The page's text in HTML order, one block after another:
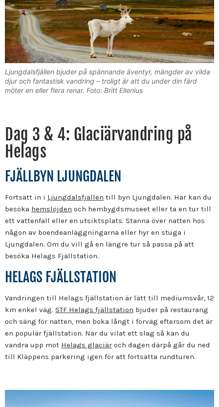
Ljungdalsfjällen bjuder på spännande äventyr, mängder av vilda
djur och fantastisk vandring – troligt är att du under din färd
möter en eller flera renar. Foto: Britt Ellenius
Dag 3 & 4: Glaciärvandring på
Helags
FJÄLLBYN LJUNGDALEN
Fortsätt in i Ljungdalsfjällen till byn Ljungdalen. Här kan du
besöka hemslöjden och hembygdsmuseet eller ta en tur till
ett vattenfall eller en utsiktsplats. Stanna över natten hos
någon av boendeanläggningarna eller hyr en stuga i
Ljungdalen. Om du vill gå en längre tur så passa på att
besöka Helags Fjällstation.
HELAGS FJÄLLSTATION
Vandringen till Helags fjällstation är lätt till mediumsvår, 12
km enkel väg. STF Helags fjällstation bjuder på restaurang
och säng för natten, men boka långt i förväg eftersom det är
en populär fjällstation. När du vilat ett slag så kan du
vandra upp mot Helags glaciär och dagen därpå går du ned
till Kläppens parkering igen för att fortsätta rundturen.